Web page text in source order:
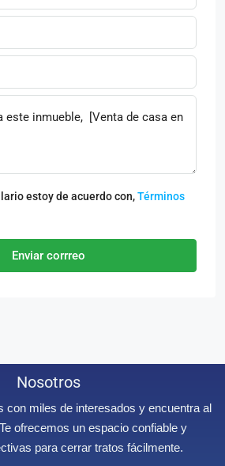
estoy de acuerdo con,Términos
Enviar corrreo
Nosotros
con miles de interesados y encuentra al
ofrecemos un espacio confiable y
para cerrar tratos fácilmente.